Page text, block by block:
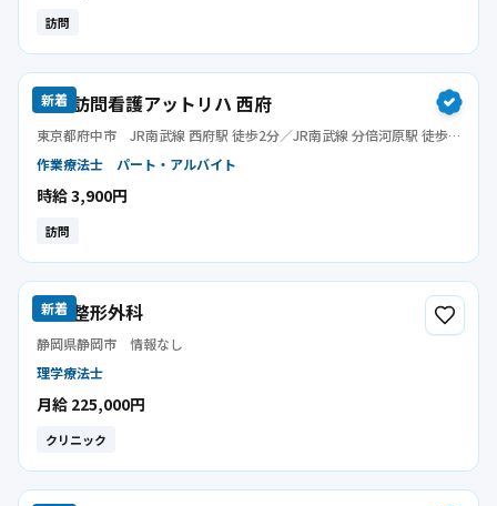
訪問
新着
指定訪問看護アットリハ 西府
東京都府中市 JR南武線 西府駅 徒歩2分／JR南武線 分倍河原駅 徒歩
作業療法士 パート・アルバイト
時給 3,900円
訪問
新着
山梨整形外科
静岡県静岡市 情報なし
理学療法士
月給 225,000円
クリニック